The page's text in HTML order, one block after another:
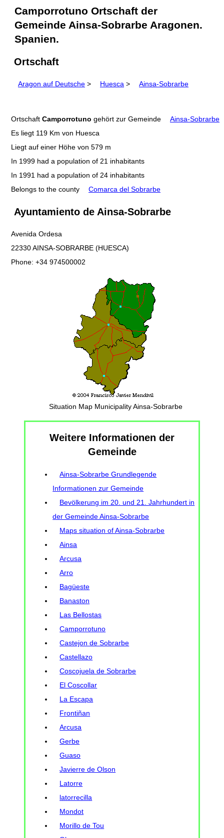
Camporrotuno Ortschaft der
Gemeinde Ainsa-Sobrarbe Aragonen.
Spanien.
Ortschaft
Aragon auf Deutsche > Huesca > Ainsa-Sobrarbe
Ortschaft Camporrotuno gehört zur Gemeinde
Ainsa-Sobrarbe
Es liegt 119 Km von Huesca
Liegt auf einer Höhe von 579 m
In 1999 had a population of 21 inhabitants
In 1991 had a population of 24 inhabitants
Belongs to the county
Comarca del Sobrarbe
Ayuntamiento de Ainsa-Sobrarbe
Avenida Ordesa
22330 AINSA-SOBRARBE (HUESCA)
Phone: +34 974500002
Situation Map Municipality Ainsa-Sobrarbe
Weitere Informationen der
Gemeinde
Ainsa-Sobrarbe Grundlegende
Informationen zur Gemeinde
Bevölkerung im 20. und 21. Jahrhundert in
der Gemeinde Ainsa-Sobrarbe
Maps situation of Ainsa-Sobrarbe
Ainsa
Arcusa
Arro
Bagüeste
Banaston
Las Bellostas
Camporrotuno
Castejon de Sobrarbe
Castellazo
Coscojuela de Sobrarbe
El Coscollar
La Escapa
Frontiñan
Arcusa
Gerbe
Guaso
Javierre de Olson
Latorre
latorrecilla
Mondot
Morillo de Tou